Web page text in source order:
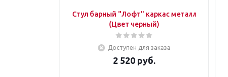
Стул барный "Лофт" каркас металл
(Цвет черный)
Доступен для заказа
2 520 руб.